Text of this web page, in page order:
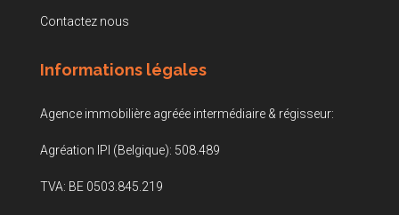
Contactez nous
Informations légales
Agence immobilière agréée intermédiaire & régisseur:
Agréation IPI (Belgique): 508.489
TVA: BE 0503.845.219